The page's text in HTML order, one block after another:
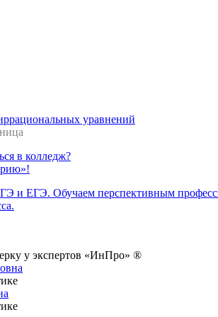
уравнений
в колледж?
и ЕГЭ. Обучаем перспективным
у экспертов «ИнПро» ®